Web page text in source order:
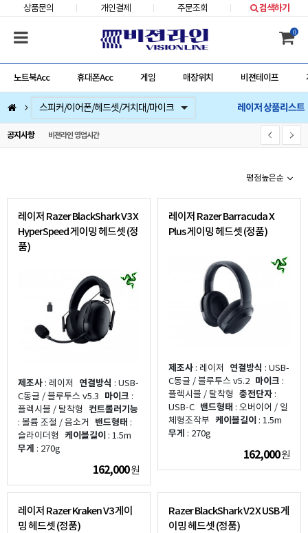
상품문의 개인결제 주문조회 검색하기
0
노트북Acc 휴대폰Acc 게임 매장위치 비젼테이프
컴퓨터부품
베스트 상품
컴퓨터주변기기
저장장치/네트웍/케이블/배터리/충전기/잠금장치
마우스/키보드/키패드/패드/번지/덕/손목받침대/타블렛
스피커/이어폰/헤드셋/거치대/마이크
게임
노트북Acc
게임슬라이더
휴대폰Acc 레이저 상품리스트
공지사항 비젼라인 영업시간
평점높은순
레이저 Razer BlackShark V3 X
HyperSpeed 게이밍 헤드셋 (정
품)
제조사 : 레이저 연결방식 : USB-
C동글 / 블루투스 v5.3 마이크 :
플렉시블 / 탈착형
컨트롤러기능
: 볼륨 조절 / 음소거
밴드형태 :
슬라이더형 케이블길이 : 1.5m
무게 : 270g
162,000원
레이저 Razer Barracuda X
Plus 게이밍 헤드셋 (정품)
제조사 : 레이저 연결방식 : USB-
C동글 / 블루투스 v5.2 마이크 :
플렉시블 / 탈착형 충전단자 :
USB-C 밴드형태 : 오버이어 / 일
체형조작부 케이블길이 : 1.5m
무게 : 270g
162,000원
레이저 Razer Kraken V3 게이
밍 헤드셋 (정품)
Razer BlackShark V2 X USB 게
이밍 헤드셋 (정품)